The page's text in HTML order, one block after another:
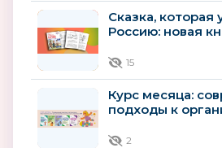
Сказка, которая
Россию: новая
страны
15
Курс месяца:
подходы к
детей...
2